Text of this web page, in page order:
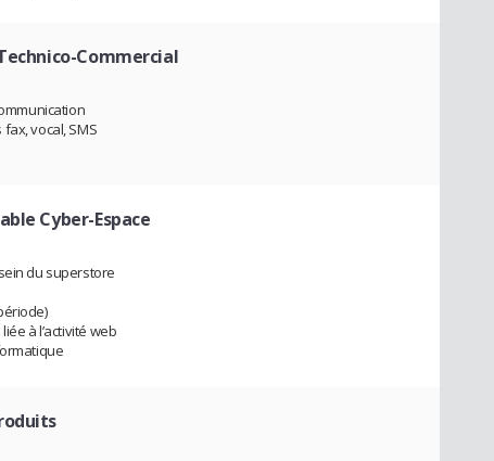
Commercial
vocal, SMS
Cyber-Espace
du superstore
à l’activité web